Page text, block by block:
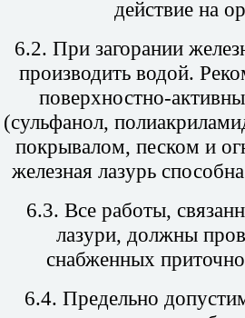
действие на
6.2. При загорании
производить водой.
поверхностно-
(сульфанол,
покрывалом, песком и
железная лазурь
6.3. Все работы,
лазури, должны
снабженных
6.4. Предельно